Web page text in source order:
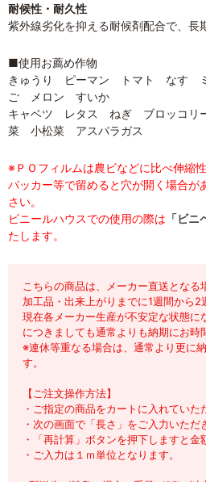
耐候性・耐久性
紫外線劣化を抑える耐候剤配合で、長
■使用お薦め作物
きゅうり ピーマン トマト なす
ご メロン すいか
キャベツ レタス ねぎ ブロッコ
菜 小松菜 アスパラガス
※ＰＯフィルムは農ビなどに比べ伸縮
パッカー等で留めると穴が開く場合が
さい。
ビニールハウスでの使用の際は 「ビニ
たします。
こちらの商品は、メーカー直送となる
加工品・出来上がりまでに1週間から2
現在各メーカー生産が不安定な状態に
につきましても通常よりも納期にお時
※連休等重なる場合は、通常より更に
す。
【ご注文操作方法】
・ご指定の商品をカートに入れていた
・次の画面で「長さ」をご入力いただ
・「再計算」ボタンを押下しますと金
・ご入力は１ｍ単位となります。